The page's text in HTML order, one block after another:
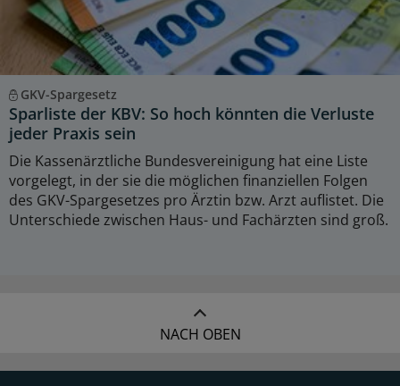
GKV-Spargesetz
Sparliste der KBV: So hoch könnten die Verluste
jeder Praxis sein
Die Kassenärztliche Bundesvereinigung hat eine Liste
vorgelegt, in der sie die möglichen finanziellen Folgen
des GKV-Spargesetzes pro Ärztin bzw. Arzt auflistet. Die
Unterschiede zwischen Haus- und Fachärzten sind groß.
NACH OBEN